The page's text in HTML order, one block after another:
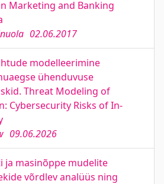
Marketing and Banking
02.06.2017
modelleerimine
ühenduvuse
Threat Modeling of
Cybersecurity Risks of In-
09.06.2026
ja masinõppe mudelite
võrdlev analüüs ning